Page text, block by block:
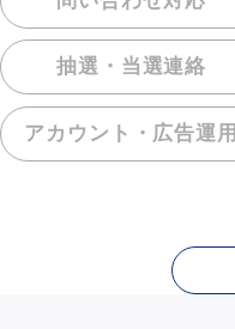
抽選・当選連絡
アカウント・ 広告運用